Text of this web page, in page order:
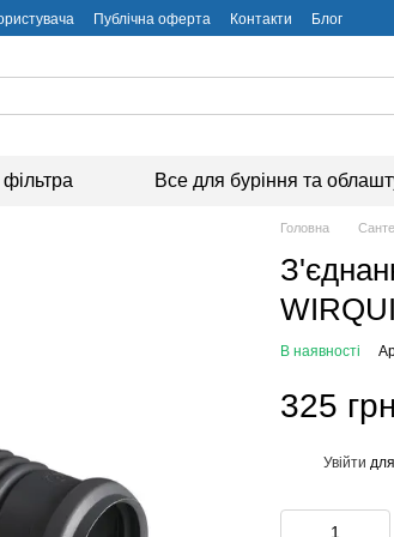
Публічна оферта Контакти Блог
Все для буріння та
Головна
В наявності
325 грн
Увійти